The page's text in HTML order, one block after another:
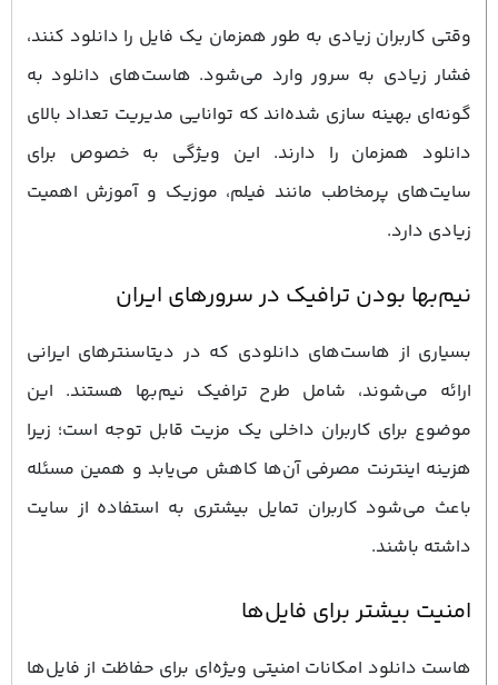
وقتی کاربران زیادی به‌ طور همزمان یک فایل را دانلود کنند،
فشار زیادی به سرور وارد می‌شود. هاست‌های دانلود به
‌گونه‌ای بهینه ‌سازی شده‌اند که توانایی مدیریت تعداد بالای
دانلود همزمان را دارند. این ویژگی به‌ خصوص برای
سایت‌های پرمخاطب مانند فیلم، موزیک و آموزش اهمیت
زیادی دارد.
نیم‌بها بودن ترافیک در سرورهای ایران
بسیاری از هاست‌های دانلودی که در دیتاسنترهای ایرانی
ارائه می‌شوند، شامل طرح ترافیک نیم‌بها هستند. این
موضوع برای کاربران داخلی یک مزیت قابل توجه است؛ زیرا
هزینه اینترنت مصرفی آن‌ها کاهش می‌یابد و همین مسئله
باعث می‌شود کاربران تمایل بیشتری به استفاده از سایت
داشته باشند.
امنیت بیشتر برای فایل‌ها
هاست دانلود امکانات امنیتی ویژه‌ای برای حفاظت از فایل‌ها